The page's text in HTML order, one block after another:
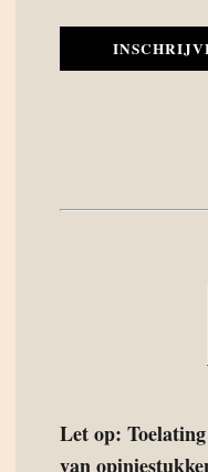
Let op:
van